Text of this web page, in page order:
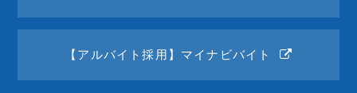
【アルバイト採用】マイナビバイト